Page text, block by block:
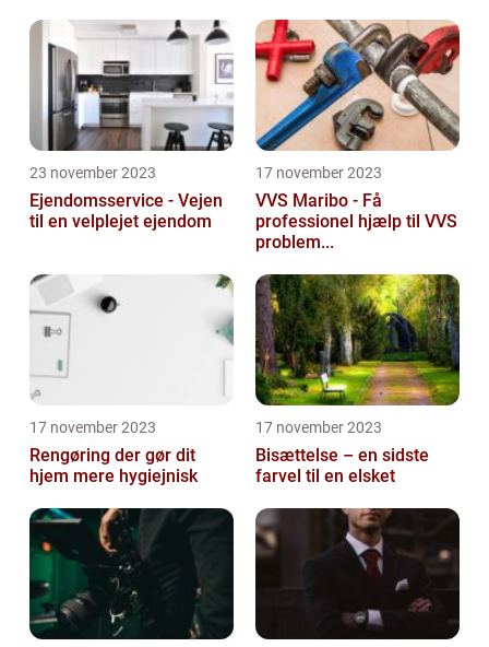
23 november 2023
Ejendomsservice - Vejen
til en velplejet ejendom
17 november 2023
VVS Maribo - Få
professionel hjælp til VVS
problem...
17 november 2023
Rengøring der gør dit
hjem mere hygiejnisk
17 november 2023
Bisættelse – en sidste
farvel til en elsket